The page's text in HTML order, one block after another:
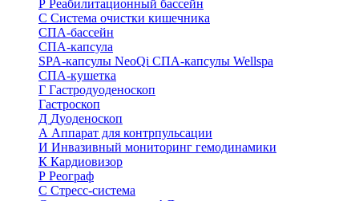
Р Реабилитационный бассейн
С Система очистки кишечника
СПА-бассейн
СПА-капсула
SPA-капсулы NeoQi СПА-капсулы Wellspa
СПА-кушетка
Г Гастродуоденоскоп
Гастроскоп
Д Дуоденоскоп
А Аппарат для контрпульсации
И Инвазивный мониторинг гемодинамики
К Кардиовизор
Р Реограф
С Стресс-система